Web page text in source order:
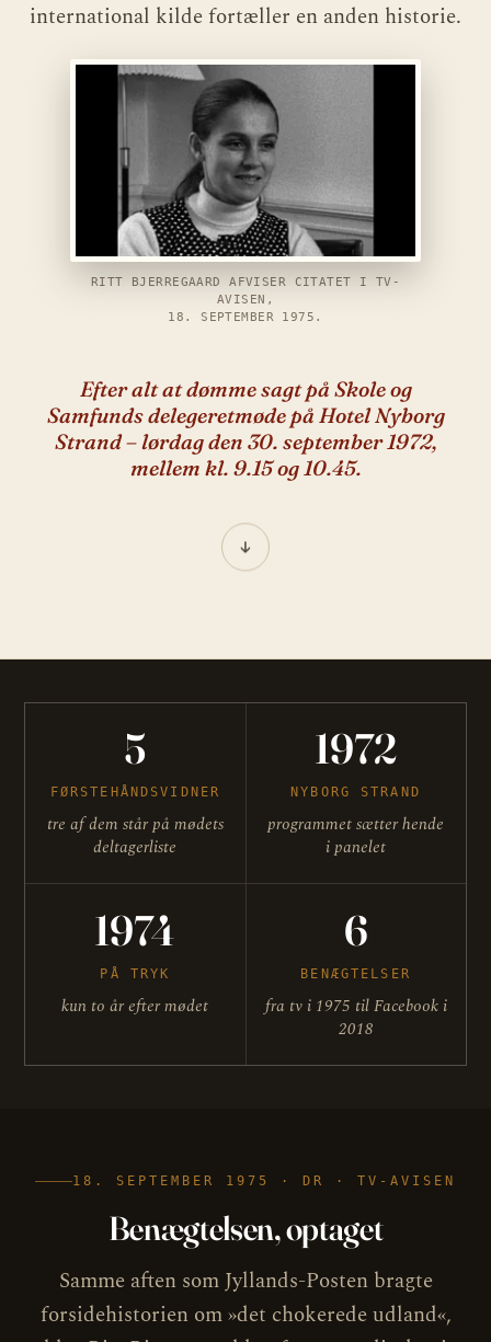
international kilde fortæller en anden historie.
RITT BJERREGAARD AFVISER CITATET I TV-
AVISEN,
18. SEPTEMBER 1975.
Efter alt at dømme sagt på Skole og
Samfunds delegeretmøde på Hotel Nyborg
Strand – lørdag den 30. september 1972,
mellem kl. 9.15 og 10.45.
↓
5
FØRSTEHÅNDSVIDNER
tre af dem står på mødets
deltagerliste
1972
NYBORG STRAND
programmet sætter hende
i panelet
1974
PÅ TRYK
kun to år efter mødet
6
BENÆGTELSER
fra tv i 1975 til Facebook i
2018
18. SEPTEMBER 1975 · DR · TV-AVISEN
Benægtelsen, optaget
Samme aften som Jyllands-Posten bragte
forsidehistorien om »det chokerede udland«,